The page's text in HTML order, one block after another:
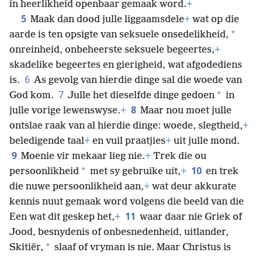
openbaar gemaak word, sal julle ook saam met hom
in heerlikheid openbaar gemaak word.+
5 Maak dan dood julle liggaamsdele+wat op die
aarde is ten opsigte van seksuele onsedelikheid,
onreinheid, onbeheerste seksuele begeertes,+
skadelike begeertes en gierigheid, wat afgodediens
is. 6 As gevolg van hierdie dinge sal die woede van
God kom. 7 Julle het dieselfde dinge gedoen * in
julle vorige lewenswyse.+ 8 Maar nou moet julle
ontslae raak van al hierdie dinge: woede, slegtheid,
beledigende taal+en vuil praatjies+uit julle mond.
9 Moenie vir mekaar lieg nie.+Trek die ou
persoonlikheid * met sy gebruike uit,+ 10 en trek
die nuwe persoonlikheid aan,+wat deur akkurate
kennis nuut gemaak word volgens die beeld van die
Een wat dit geskep het,+ 11 waar daar nie Griek of
Jood, besnydenis of onbesnedenheid, uitlander,